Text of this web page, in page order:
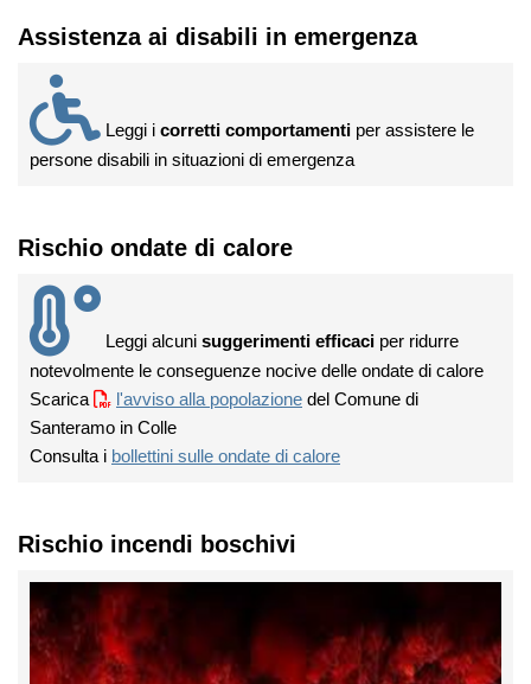
Assistenza ai disabili in emergenza
Leggi i corretti comportamenti per assistere le
persone disabili in situazioni di emergenza
Rischio ondate di calore
Leggi alcuni suggerimenti efficaci per ridurre
notevolmente le conseguenze nocive delle ondate di calore
Scarica
l'avviso alla popolazione del Comune di
Santeramo in Colle
Consulta i bollettini sulle ondate di calore
Rischio incendi boschivi